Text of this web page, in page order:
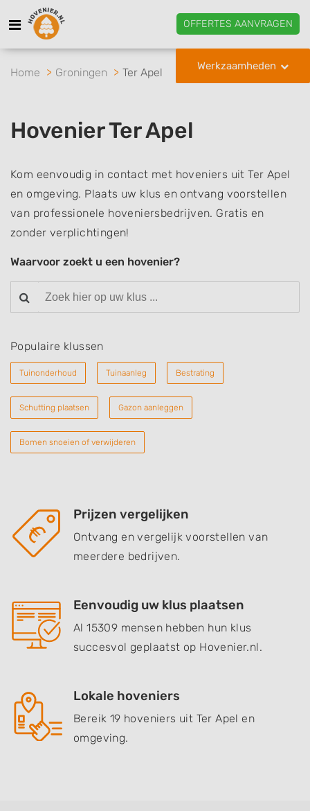
OFFERTES AANVRAGEN
Werkzaamheden
Home Groningen Ter Apel
Hovenier Ter Apel
Kom eenvoudig in contact met hoveniers uit Ter Apel
en omgeving. Plaats uw klus en ontvang voorstellen
van professionele hoveniersbedrijven. Gratis en
zonder verplichtingen!
Waarvoor zoekt u een hovenier?
Populaire klussen
Tuinonderhoud Tuinaanleg Bestrating
Schutting plaatsen Gazon aanleggen
Bomen snoeien of verwijderen
Prijzen vergelijken
Ontvang en vergelijk voorstellen van
meerdere bedrijven.
Eenvoudig uw klus plaatsen
Al 15309 mensen hebben hun klus
succesvol geplaatst op Hovenier.nl.
Lokale hoveniers
Bereik 19 hoveniers uit Ter Apel en
omgeving.